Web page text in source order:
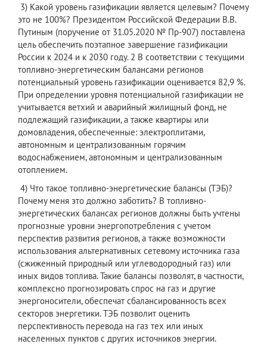
3) Какой уровень газификации является целевым? Почему
это не 100%? Президентом Российской Федерации В.В.
Путиным (поручение от 31.05.2020 № Пр-907) поставлена
цель обеспечить поэтапное завершение газификации
России к 2024 и к 2030 году. 2 В соответствии с текущими
топливно-энергетическим балансами регионов
потенциальный уровень газификации оценивается 82,9 %.
При определении уровня потенциальной газификации не
учитывается ветхий и аварийный жилищный фонд, не
подлежащий газификации, а также квартиры или
домовладения, обеспеченные: электроплитами,
автономным и централизованным горячим
водоснабжением, автономным и централизованным
отоплением.
4) Что такое топливно-энергетические балансы (ТЭБ)?
Почему меня это должно заботить? В топливно-
энергетических балансах регионов должны быть учтены
прогнозные уровни энергопотребления с учетом
перспектив развития регионов, а также возможности
использования альтернативных сетевому источника газа
(сжиженный природный или углеводородный газ) или
иных видов топлива. Такие балансы позволят, в частности,
комплексно прогнозировать спрос на газ и другие
энергоносители, обеспечат сбалансированность всех
секторов энергетики. ТЭБ позволит оценить
перспективность перевода на газ тех или иных
населенных пунктов с других источников энергии.